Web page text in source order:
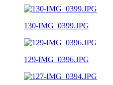
130-IMG_0399.JPG
129-IMG_0396.JPG